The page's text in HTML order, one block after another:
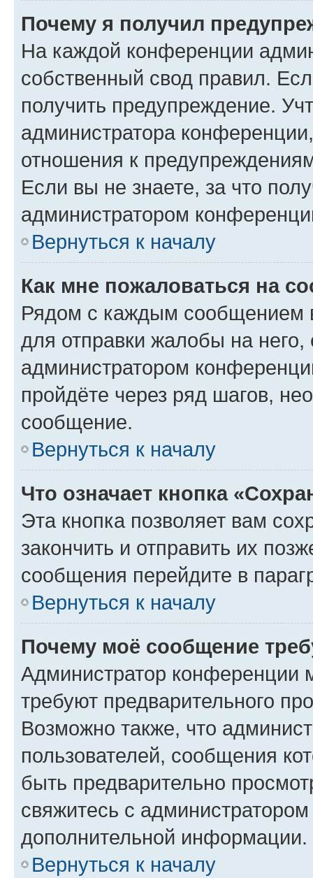
Почему я получил
На каждой конференции
собственный свод правил.
получить предупреждение.
администратора
отношения к
Если вы не знаете, за что
администратором
Вернуться к началу
Как мне пожаловаться на
Рядом с каждым сообщением
для отправки жалобы на
администратором
пройдёте через ряд шагов,
сообщение.
Вернуться к началу
Что означает кнопка
Эта кнопка позволяет вам
закончить и отправить их
сообщения перейдите в
Вернуться к началу
Почему моё сообщение
Администратор конференции
требуют предварительного
Возможно также, что
пользователей, сообщения
быть предварительно
свяжитесь с
дополнительной информации.
Вернуться к началу